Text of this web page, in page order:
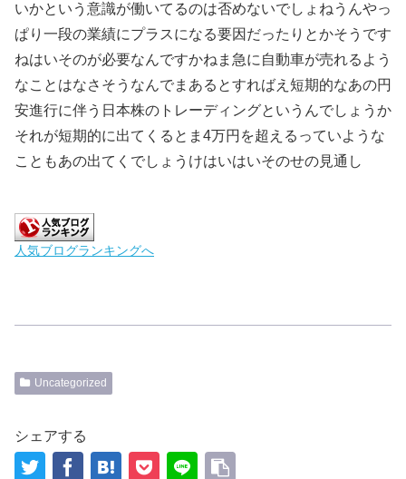
いかという意識が働いてるのは否めないでしょねうんやっ
ぱり一段の業績にプラスになる要因だったりとかそうです
ねはいそのが必要なんですかねま急に自動車が売れるよう
なことはなさそうなんでまあるとすればえ短期的なあの円
安進行に伴う日本株のトレーディングというんでしょうか
それが短期的に出てくるとま4万円を超えるっていような
こともあの出てくでしょうけはいはいそのせの見通し
人気ブログランキングへ
Uncategorized
シェアする